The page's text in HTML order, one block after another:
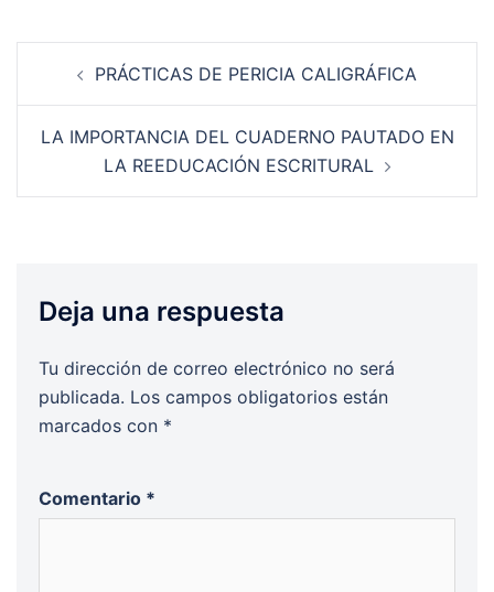
Navegación
PRÁCTICAS DE PERICIA CALIGRÁFICA
LA IMPORTANCIA DEL CUADERNO PAUTADO EN
LA REEDUCACIÓN ESCRITURAL
Deja una respuesta
Tu dirección de correo electrónico no será
publicada. Los campos obligatorios están
marcados con *
Comentario *